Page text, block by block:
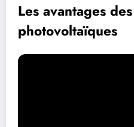
Les avantages
photovoltaïques